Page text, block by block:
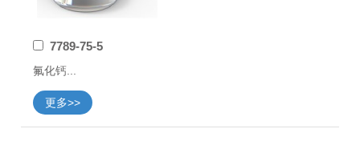
7789-75-5
氟化钙...
更多>>